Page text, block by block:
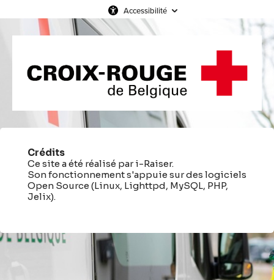
Accessibilité
Crédits
Ce site a été réalisé par i-Raiser.
Son fonctionnement s'appuie sur des logiciels
Open Source (Linux, Lighttpd, MySQL, PHP,
Jelix).